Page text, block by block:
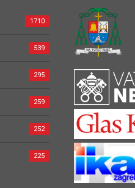
1710
539
295
259
252
225